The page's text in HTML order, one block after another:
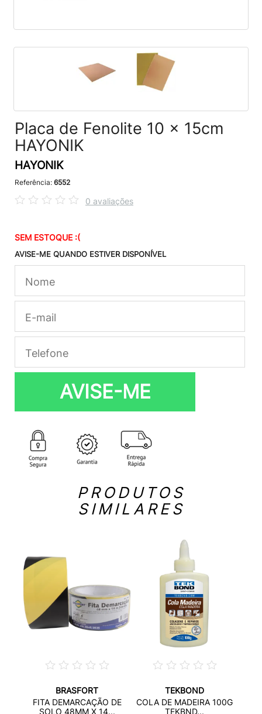
Placa de Fenolite 10 x 15cm
HAYONIK
HAYONIK
Referência: 6552
0 avaliações
SEM ESTOQUE :(
AVISE-ME QUANDO ESTIVER DISPONÍVEL
AVISE-ME
PRODUTOS
SIMILARES
BRASFORT
FITA DEMARCAÇÃO DE
SOLO 48MM X 14...
TEKBOND
COLA DE MADEIRA 100G
TEKBND...